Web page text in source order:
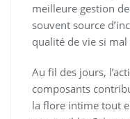
meilleure gestion
souvent source
qualité de vie si
Au fil des jours,
composants
la flore intime tout